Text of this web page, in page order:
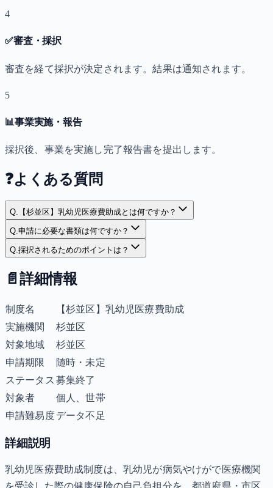
4
✅審査・採択
審査を経て採択が決定されます。結果は通知されます。
5
📊事業実施・報告
採択後、事業を実施し完了報告書を提出します。
❓よくある質問
Q. 【杉並区】乳幼児医療費助成とは何ですか？
Q.申請に必要な書類は何ですか？
Q.採択されるためのポイントは？
📄 詳細情報
制度名
【杉並区】乳幼児医療費助成
実施機関
杉並区
対象地域
杉並区
申請期限
随時・未定
ステータス 募集終了
対象者
個人、世帯
申請難易度データ不足
詳細説明
乳幼児医療費助成制度は、乳幼児が病気やけがで医療機関